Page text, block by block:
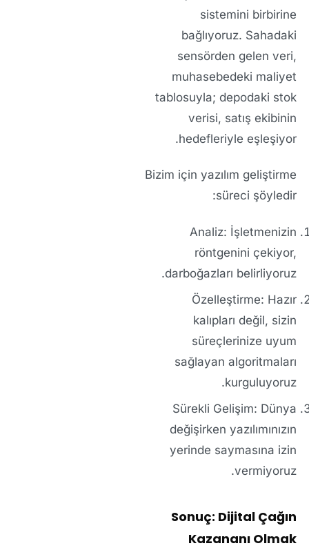
sistemini birbirine
bağlıyoruz. Sahadaki
sensörden gelen veri,
muhasebedeki maliyet
tablosuyla; depodaki stok
verisi, satış ekibinin
hedefleriyle eşleşiyor.
Bizim için yazılım geliştirme
süreci şöyledir:
Analiz: İşletmenizin
röntgenini çekiyor,
darboğazları belirliyoruz.
Özelleştirme: Hazır
kalıpları değil, sizin
süreçlerinize uyum
sağlayan algoritmaları
kurguluyoruz.
Sürekli Gelişim: Dünya
değişirken yazılımınızın
yerinde saymasına izin
vermiyoruz.
Sonuç: Dijital Çağın
Kazananı Olmak